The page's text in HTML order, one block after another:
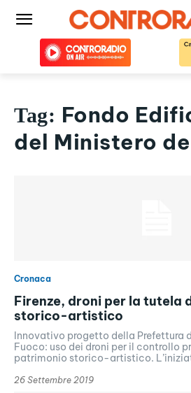
Tag: Fondo
del Ministero
Cronaca
Firenze, droni per la tutela
storico-artistico
Innovativo progetto della Prefettura
Fuoco: uso dei droni per il controllo
patrimonio storico-artistico.
26 Settembre 2019